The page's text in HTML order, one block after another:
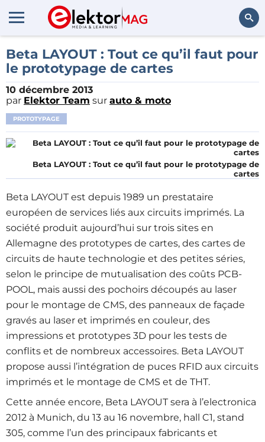
Rechercher
Beta LAYOUT : Tout ce qu’il faut pour
le prototypage de cartes
10 décembre 2013
par Elektor Team sur auto & moto
PROTOTYPAGE
Beta LAYOUT : Tout ce qu’il faut pour le prototypage de
cartes
Beta LAYOUT est depuis 1989 un prestataire
européen de services liés aux circuits imprimés. La
société produit aujourd’hui sur trois sites en
Allemagne des prototypes de cartes, des cartes de
circuits de haute technologie et des petites séries,
selon le principe de mutualisation des coûts PCB-
POOL, mais aussi des pochoirs découpés au laser
pour le montage de CMS, des panneaux de façade
gravés au laser et imprimés en couleur, des
impressions et prototypes 3D pour les tests de
conflits et de nombreux accessoires. Beta LAYOUT
propose aussi l’intégration de puces RFID aux circuits
imprimés et le montage de CMS et de THT.
Cette année encore, Beta LAYOUT sera à l’electronica
2012 à Munich, du 13 au 16 novembre, hall C1, stand
305, comme l’un des principaux fabricants et